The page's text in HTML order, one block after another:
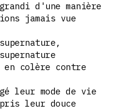
d'une manière
jamais vue
colère contre
leur mode de vie
leur douce